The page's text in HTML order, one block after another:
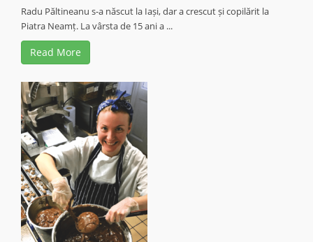
Radu Păltineanu s-a născut la Iași, dar a crescut și copilărit la
Piatra Neamț. La vârsta de 15 ani a ...
Read More